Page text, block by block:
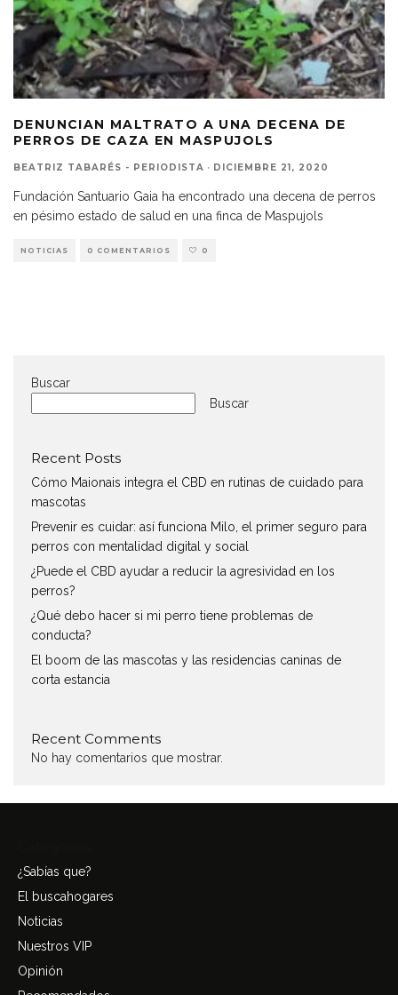
DENUNCIAN MALTRATO A UNA DECENA DE
PERROS DE CAZA EN MASPUJOLS
BEATRIZ TABARÉS - PERIODISTA · DICIEMBRE 21, 2020
Fundación Santuario Gaia ha encontrado una decena de perros
en pésimo estado de salud en una finca de Maspujols
NOTICIAS 0 COMENTARIOS 0
Buscar
Buscar
Recent Posts
Cómo Maionais integra el CBD en rutinas de cuidado para
mascotas
Prevenir es cuidar: así funciona Milo, el primer seguro para
perros con mentalidad digital y social
¿Puede el CBD ayudar a reducir la agresividad en los
perros?
¿Qué debo hacer si mi perro tiene problemas de
conducta?
El boom de las mascotas y las residencias caninas de
corta estancia
Recent Comments
No hay comentarios que mostrar.
¿Sabías que?
El buscahogares
Noticias
Nuestros VIP
Opinión